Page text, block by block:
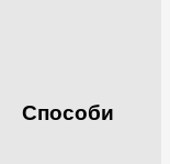
Способи